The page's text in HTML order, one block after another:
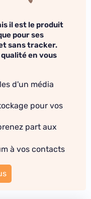
il est le produit
pour ses
sans tracker.
en vous
d'un média
pour vos
part aux
à vos contacts